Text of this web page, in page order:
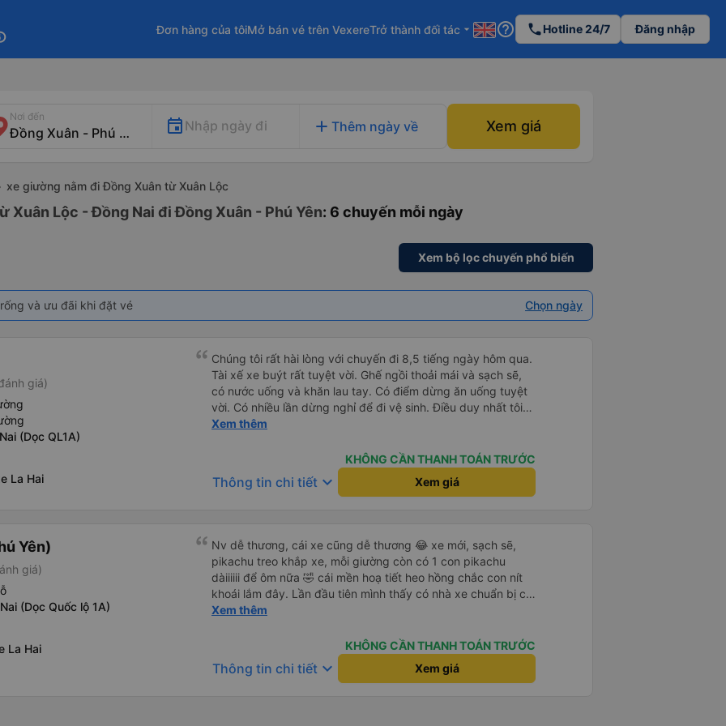
Đơn hàng của tôiMở bán vé trên VexereTrở thành đối tác arrow_drop_down help_outline phoneHotline 24/7 Đăng nhập
Nơi đến
Nhập ngày đi add Thêm ngày về Xem giá
xe giường nằm đi Đồng Xuân từ Xuân Lộc
Xuân Lộc - Đồng Nai đi Đồng Xuân - Phú Yên: 6 chuyến mỗi ngày
Xem bộ lọc chuyến phổ biến
và ưu đãi khi đặt vé Chọn ngày
giá)
(Dọc QL1A)
La Hai
Chúng tôi rất hài lòng với chuyến đi 8,5 tiếng ngày hôm qua.
Tài xế xe buýt rất tuyệt vời. Ghế ngồi thoải mái và sạch sẽ,
có nước uống và khăn lau tay. Có điểm dừng ăn uống tuyệt
vời. Có nhiều lần dừng nghỉ để đi vệ sinh. Điều duy nhất tôi
muốn đề xuất để cải thiện là cho phép thanh toán bằng thẻ
Xem thêm
KHÔNG CẦN THANH TOÁN TRƯỚC
Thông tin chi tiết keyboard_arrow_down Xem giá
Yên)
giá)
(Dọc Quốc lộ 1A)
La Hai
Nv dễ thương, cái xe cũng dễ thương 😂 xe mới, sạch sẽ,
pikachu treo khắp xe, mỗi giường còn có 1 con pikachu
dàiiiiii để ôm nữa 🤣 cái mền hoạ tiết heo hồng chắc con nít
khoái lắm đây. Lần đầu tiên mình thấy có nhà xe chuẩn bị cả
bàn chải đánh răng. Có 2 ông bà cụ lên xe còn được nv dẫn
Xem thêm
KHÔNG CẦN THANH TOÁN TRƯỚC
Thông tin chi tiết keyboard_arrow_down Xem giá